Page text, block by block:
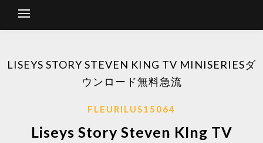
LISEYS STORY STEVEN KING TV MINISERIESダ
ウンロード無料急流
FLEURILUS15064
Liseys Story Steven KIng TV